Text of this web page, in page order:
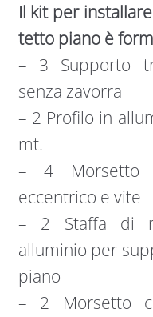
Il kit per
tetto piano è
– 3 Supporto
senza zavorra
– 2 Profilo in
mt.
– 4 Morsetto
eccentrico e vite
– 2 Staffa di
alluminio per
piano
– 2 Morsetto